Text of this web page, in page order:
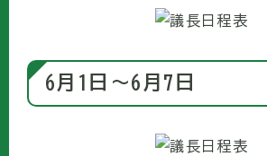
6月1日〜6月7日